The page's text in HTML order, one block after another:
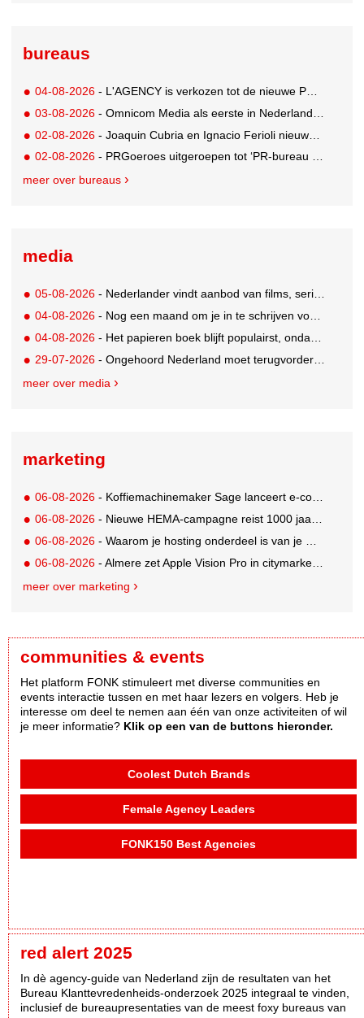
bureaus
04-08-2026 - L'AGENCY is verkozen tot de nieuwe PR-partner van KoRo
03-08-2026 - Omnicom Media als eerste in Nederland actief met advertenties in ChatGPT
02-08-2026 - Joaquin Cubria en Ignacio Ferioli nieuwe Global CCO’s GUT, Renata Neumann Global Head of Production
02-08-2026 - PRGoeroes uitgeroepen tot ‘PR-bureau van het jaar 2026’
meer over bureaus
media
05-08-2026 - Nederlander vindt aanbod van films, series en sport vaak versnipperd
04-08-2026 - Nog een maand om je in te schrijven voor de Mercurs 2026
04-08-2026 - Het papieren boek blijft populairst, ondanks digitale alternatieven
29-07-2026 - Ongehoord Nederland moet terugvordering betalen aan Commissariaat voor de Media
meer over media
marketing
06-08-2026 - Koffiemachinemaker Sage lanceert e-commerceplatform voor koffieliefhebbers
06-08-2026 - Nieuwe HEMA-campagne reist 1000 jaar terug in de tijd naar 'Hemastein'
06-08-2026 - Waarom je hosting onderdeel is van je merkstrategie
06-08-2026 - Almere zet Apple Vision Pro in citymarketing
meer over marketing
communities & events
Het platform FONK stimuleert met diverse communities en
events interactie tussen en met haar lezers en volgers. Heb je
interesse om deel te nemen aan één van onze activiteiten of wil
je meer informatie? Klik op een van de buttons hieronder.
Coolest Dutch Brands
Female Agency Leaders
FONK150 Best Agencies
red alert 2025
In dè agency-guide van Nederland zijn de resultaten van het
Bureau Klanttevredenheids-onderzoek 2025 integraal te vinden,
inclusief de bureaupresentaties van de meest foxy bureaus van